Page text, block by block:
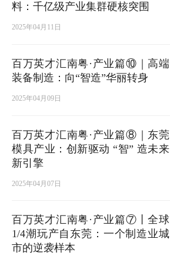
料：千亿级产业集群硬核突围
2025年04月11日
百万英才汇南粤·产业篇⑩｜高端
装备制造：向“智造”华丽转身
2025年04月09日
百万英才汇南粤·产业篇⑧｜东莞
模具产业：创新驱动 “智” 造未来
新引擎
2025年04月07日
百万英才汇南粤·产业篇⑦丨全球
1/4潮玩产自东莞：一个制造业城
市的逆袭样本